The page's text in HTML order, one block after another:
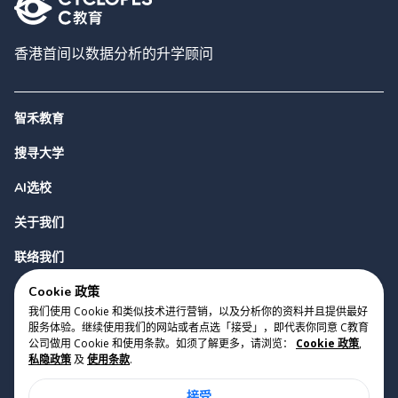
香港首间以数据分析的升学顾问
智禾教育
搜寻大学
AI选校
关于我们
联络我们
版权 2023 Cyclopes® •
Cookie 政策
我们使用 Cookie 和类似技术进行营销，以及分析你的资料并且提供最好
服务体验。继续使用我们的网站或者点选「接受」，即代表你同意 C教育
公司做用 Cookie 和使用条款。如须了解更多，请浏览：
Cookie 政策,
私隐政策及 使用条款.